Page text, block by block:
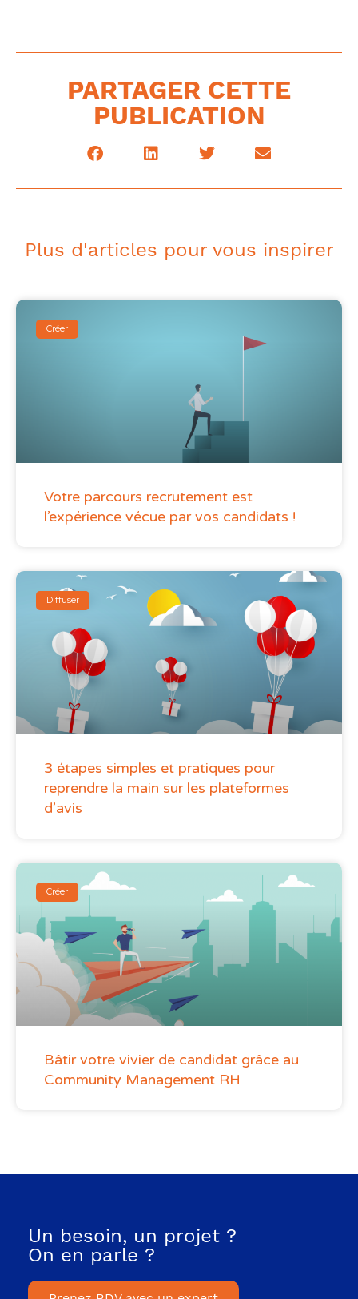
PARTAGER CETTE
PUBLICATION
Plus d'articles pour vous inspirer
Créer
Votre parcours recrutement est
l’expérience vécue par vos candidats !
Diffuser
3 étapes simples et pratiques pour
reprendre la main sur les plateformes
d’avis
Créer
Bâtir votre vivier de candidat grâce au
Community Management RH
Un besoin, un projet ?
On en parle ?